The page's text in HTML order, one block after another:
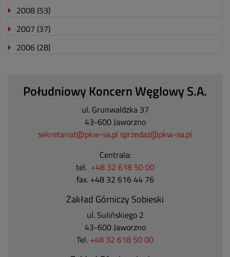
2008 (53)
2007 (37)
2006 (28)
Południowy Koncern Węglowy S.A.
ul. Grunwaldzka 37
43-600 Jaworzno
sekretariat@pkw-sa.pl sprzedaz@pkw-sa.pl
Centrala:
tel. +48 32 618 50 00
fax. +48 32 616 44 76
Zakład Górniczy Sobieski
ul. Sulińskiego 2
43-600 Jaworzno
Tel. +48 32 618 50 00